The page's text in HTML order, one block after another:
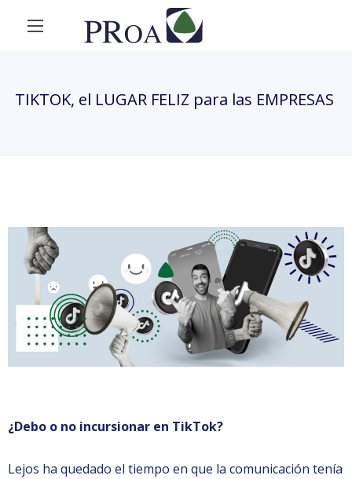
TIKTOK, el LUGAR FELIZ para las EMPRESAS
¿Debo o no incursionar en TikTok?
Lejos ha quedado el tiempo en que la comunicación tenía